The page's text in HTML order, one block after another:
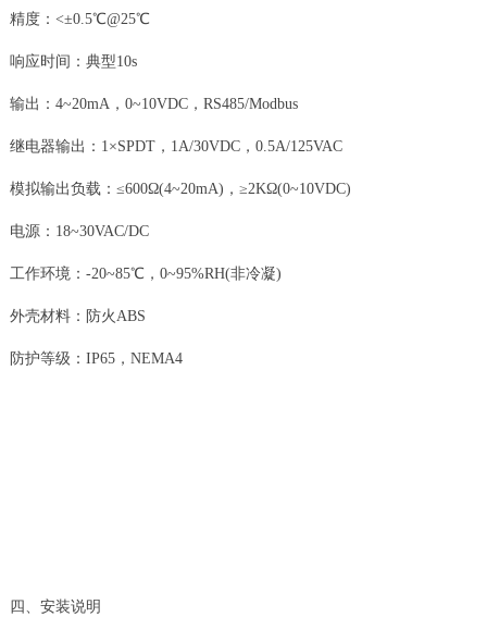
精度：<±0.5℃@25℃
响应时间：典型10s
输出：4~20mA，0~10VDC，RS485/Modbus
继电器输出：1×SPDT，1A/30VDC，0.5A/125VAC
模拟输出负载：≤600Ω(4~20mA)，≥2KΩ(0~10VDC)
电源：18~30VAC/DC
工作环境：-20~85℃，0~95%RH(非冷凝)
外壳材料：防火ABS
防护等级：IP65，NEMA4
四、安装说明